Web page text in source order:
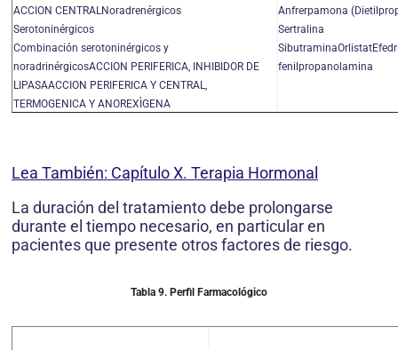
ACCION CENTRALNoradrenérgicos
Serotoninérgicos
Combinación serotoninérgicos y
noradrinérgicosACCION PERIFERICA, INHIBIDOR DE
LIPASAACCION PERIFERICA Y CENTRAL,
TERMOGENICA Y ANOREXÌGENA
Anfrerpamona
Sertralina
fenilpropanolamina
Lea También: Capítulo X. Terapia Hormonal
La duración del tratamiento debe prolongarse
durante el tiempo necesario, en particular en
pacientes que presente otros factores de riesgo.
Tabla 9. Perfil Farmacológico